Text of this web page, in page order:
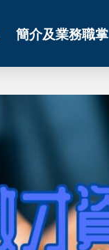
簡介及業務職掌